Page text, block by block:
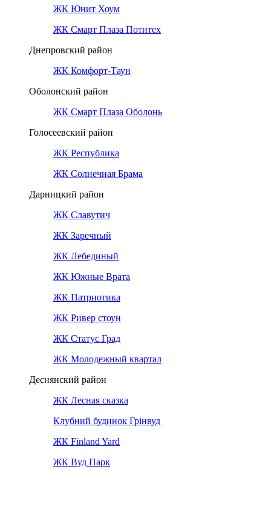
ЖК Юнит Хоум
ЖК Смарт Плаза Потитех
Днепровский район
ЖК Комфорт-Таун
Оболонский район
ЖК Смарт Плаза Оболонь
Голосеевский район
ЖК Республика
ЖК Солнечная Брама
Дарницкий район
ЖК Славутич
ЖК Заречный
ЖК Лебединый
ЖК Южные Врата
ЖК Патриотика
ЖК Ривер стоун
ЖК Статус Град
ЖК Молодежный квартал
Деснянский район
ЖК Лесная сказка
Клубний будинок Грінвуд
ЖК Finland Yard
ЖК Вуд Парк